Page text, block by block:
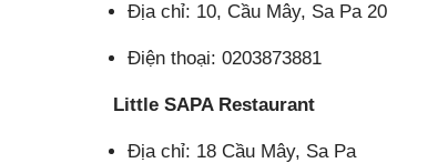
Địa chỉ: 10, Cầu Mây, Sa Pa 20
Điện thoại: 0203873881
Little SAPA Restaurant
Địa chỉ: 18 Cầu Mây, Sa Pa